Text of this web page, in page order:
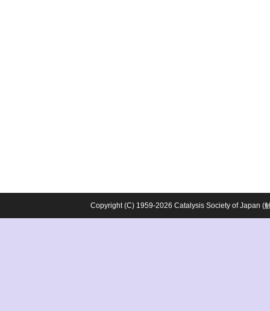
Copyright (C) 1959-2026 Catalysis Society of Japan (